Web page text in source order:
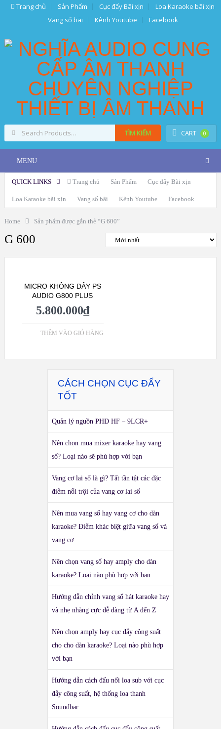
Trang chủ Sản Phẩm Cục đẩy Bãi xịn
Loa Karaoke bãi xịn
Vang số bãi
Kênh Youtube Facebook
CART 0
TÌM KIẾM
MENU
QUICK LINKS Trang chủ Sản Phẩm Cục đẩy Bãi xịn
Loa Karaoke bãi xịn Vang số bãi Kênh Youtube Facebook
Home Sản phẩm được gắn thẻ “G 600”
G 600
MICRO KHÔNG DÂY PS
AUDIO G800 PLUS
5.800.000₫
THÊM VÀO GIỎ HÀNG
CÁCH CHỌN CỤC ĐẨY
TỐT
Quản lý nguồn PHD HF – 9LCR+
Nên chọn mua mixer karaoke hay vang
số? Loại nào sẽ phù hợp với bạn
Vang cơ lai số là gì? Tất tần tật các đặc
điểm nổi trội của vang cơ lai số
Nên mua vang số hay vang cơ cho dàn
karaoke? Điểm khác biệt giữa vang số và
vang cơ
Nên chọn vang số hay amply cho dàn
karaoke? Loại nào phù hợp với bạn
Hướng dẫn chỉnh vang số hát karaoke hay
và nhẹ nhàng cực dễ dàng từ A đến Z
Nên chọn amply hay cục đẩy công suất
cho cho dàn karaoke? Loại nào phù hợp
với bạn
Hướng dẫn cách đấu nối loa sub với cục
đẩy công suất, hệ thống loa thanh
Soundbar